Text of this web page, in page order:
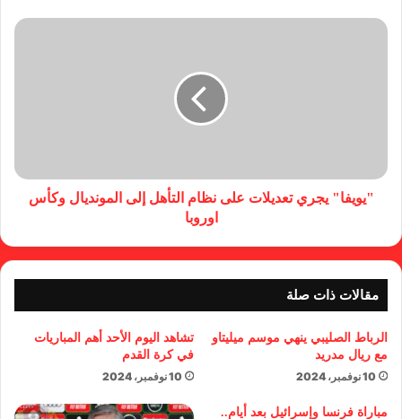
"يويفا" يجري تعديلات على نظام التأهل إلى المونديال وكأس
اوروبا
مقالات ذات صلة
الرباط الصليبي ينهي موسم ميليتاو
مع ريال مدريد
10 نوفمبر، 2024
تشاهد اليوم الأحد أهم المباريات
في كرة القدم
10 نوفمبر، 2024
مباراة فرنسا وإسرائيل بعد أيام..